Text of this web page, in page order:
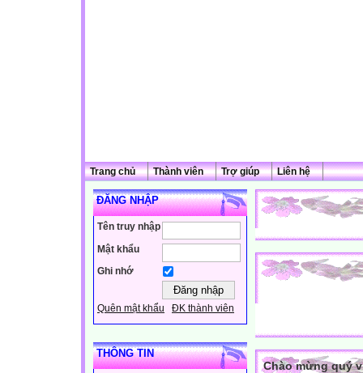
Trang chủ Thành viên Trợ giúp Liên hệ
ĐĂNG NHẬP
Tên truy nhập
Mật khẩu
Ghi nhớ
Quên mật khẩu ĐK thành viên
THÔNG TIN
Chào mừng quý